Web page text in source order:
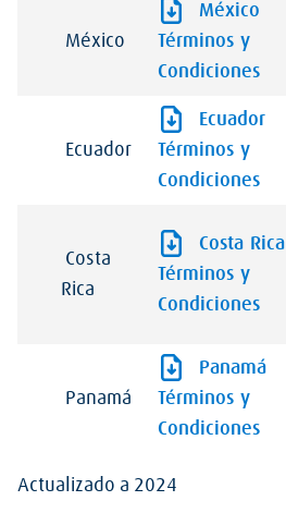
México
México
Términos y
Condiciones
Ecuador
Ecuador
Términos y
Condiciones
Costa
Rica
Costa Rica
Términos y
Condiciones
Panamá
Panamá
Términos y
Condiciones
Actualizado a 2024